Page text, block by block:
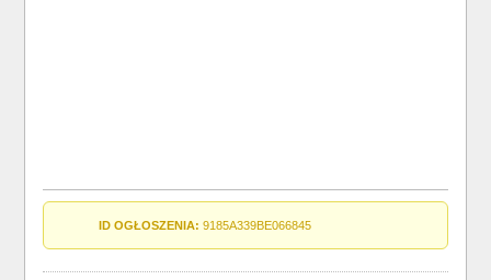
ID OGŁOSZENIA: 9185A339BE066845